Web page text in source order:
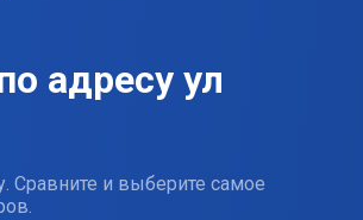
адресу ул
Сравните и выберите самое